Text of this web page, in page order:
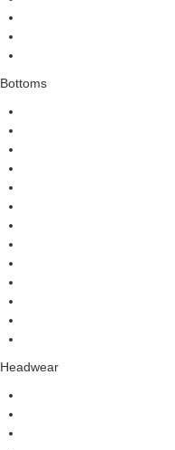
Bottoms
Headwear